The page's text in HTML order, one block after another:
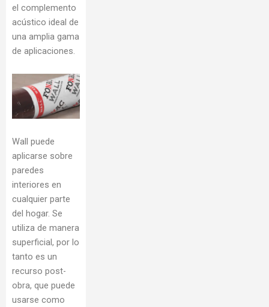
el complemento
acústico ideal de
una amplia gama
de aplicaciones.
Wall puede
aplicarse sobre
paredes
interiores en
cualquier parte
del hogar. Se
utiliza de manera
superficial, por lo
tanto es un
recurso post-
obra, que puede
usarse como